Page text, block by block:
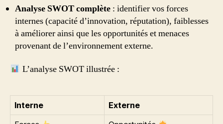
Analyse SWOT complète : identifier vos forces
internes (capacité d’innovation, réputation), faiblesses
à améliorer ainsi que les opportunités et menaces
provenant de l’environnement externe.
L’analyse SWOT illustrée :
Interne
Externe